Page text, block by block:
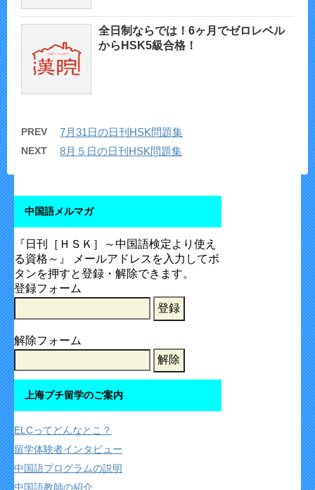
全日制ならでは！6ヶ月でゼロレベル
からHSK5級合格！
PREV 7月31日の日刊HSK問題集
NEXT 8月５日の日刊HSK問題集
中国語メルマガ
『日刊［ＨＳＫ］～中国語検定より使え
る資格～』 メールアドレスを入力してボ
タンを押すと登録・解除できます。
登録フォーム
解除フォーム
上海プチ留学のご案内
ELCってどんなとこ？
留学体験者インタビュー
中国語プログラムの説明
中国語教師の紹介